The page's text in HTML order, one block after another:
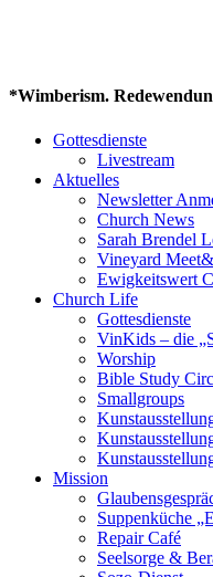
*Wimberism.
Gottesdienste
Livestream
Aktuelles
Newsletter
Church News
Sarah Brendel
Vineyard
Ewigkeitswert
Church Life
Gottesdienste
VinKids – die
Worship
Bible Study
Smallgroups
Mission
Suppenküche
Repair Café
Seelsorge &